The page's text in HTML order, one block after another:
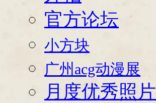
官方论坛
小方块
广州acg动漫展
月度优秀照片